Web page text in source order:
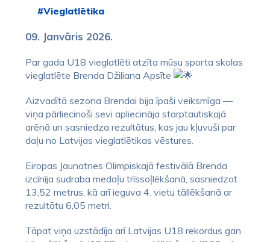
#Vieglatlētika
09. Janvāris 2026.
Par gada U18 vieglatlēti atzīta mūsu sporta skolas
vieglatlēte Brenda Džiliana Apsīte
Aizvadītā sezona Brendai bija īpaši veiksmīga —
viņa pārliecinoši sevi apliecināja starptautiskajā
arēnā un sasniedza rezultātus, kas jau kļuvuši par
daļu no Latvijas vieglatlētikas vēstures.
Eiropas Jaunatnes Olimpiskajā festivālā Brenda
izcīnīja sudraba medaļu trīssoļlēkšanā, sasniedzot
13,52 metrus, kā arī ieguva 4. vietu tāllēkšanā ar
rezultātu 6,05 metri.
Tāpat viņa uzstādīja arī Latvijas U18 rekordus gan